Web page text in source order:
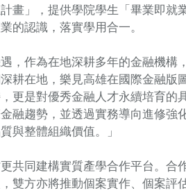
畫」，提供學院學生「畢業即就
的認識，落實學用合一。
，作為在地深耕多年的金融機構
耕在地，樂見高雄在國際金融版
更是對優秀金融人才永續培育的
融趨勢，並透過實務導向進修強
與整體組織價值。」
共同建構實質產學合作平台。合
雙方亦將推動個案實作、個案評